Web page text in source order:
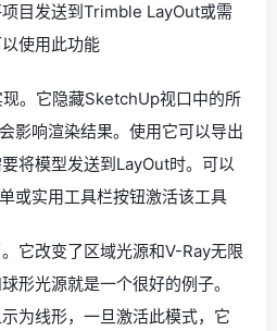
目发送到Trimble LayOut或需
使用此功能
。它隐藏SketchUp视口中的所
影响渲染结果。使用它可以导出
将模型发送到LayOut时。可以
或实用工具栏按钮激活该工具
它改变了区域光源和V-Ray无限
形光源就是一个很好的例子。
为线形，一旦激活此模式，它